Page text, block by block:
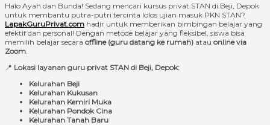
Halo Ayah dan Bunda! Sedang mencari kursus privat STAN di Beji, Depok
untuk membantu putra-putri tercinta lolos ujian masuk PKN STAN?
LapakGuruPrivat.com hadir untuk memberikan bimbingan belajar yang
efektif dan personal! Dengan metode belajar yang fleksibel, siswa bisa
memilih belajar secara offline (guru datang ke rumah) atau online via
Zoom
📍 Lokasi layanan guru privat STAN di Beji, Depok:
Kelurahan Beji
Kelurahan Kukusan
Kelurahan Kemiri Muka
Kelurahan Pondok Cina
Kelurahan Tanah Baru